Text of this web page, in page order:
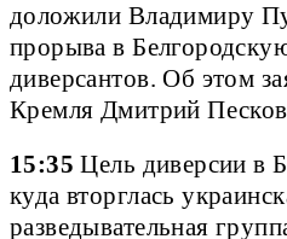
доложили Владимиру
прорыва в
диверсантов. Об этом
Кремля Дмитрий
15:35 Цель диверсии в
куда вторглась
разведывательная